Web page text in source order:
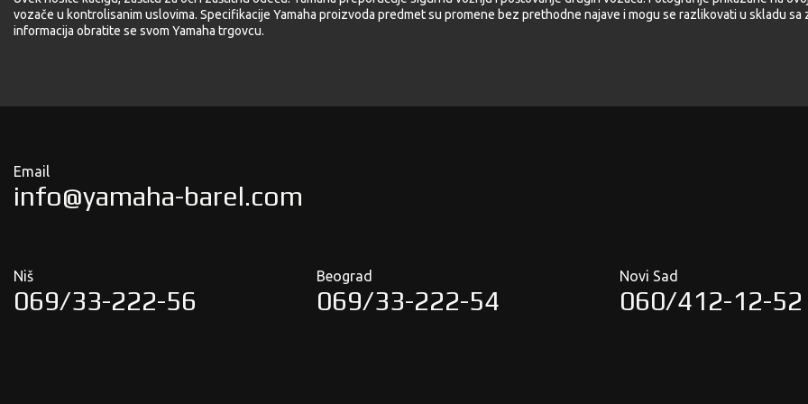
vozače u kontrolisanim uslovima. Specifikacije Yamaha proizvoda predmet su promene bez prethodne najave i mogu se razlikovati u skladu sa
informacija obratite se svom Yamaha trgovcu.
Email
info@yamaha-barel.com
Niš
069/33-222-56
Beograd
069/33-222-54
Novi Sad
060/412-12-52